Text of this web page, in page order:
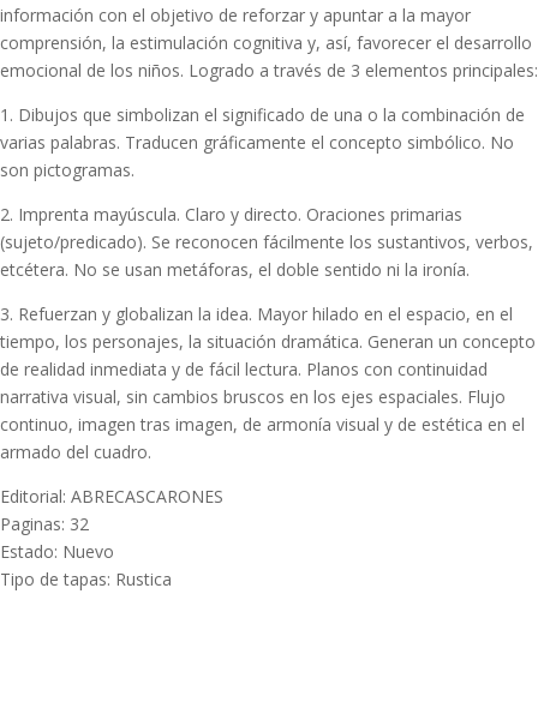
información con el objetivo de reforzar y apuntar a la mayor
comprensión, la estimulación cognitiva y, así, favorecer el desarrollo
emocional de los niños. Logrado a través de 3 elementos principales:
1. Dibujos que simbolizan el significado de una o la combinación de
varias palabras. Traducen gráficamente el concepto simbólico. No
son pictogramas.
2. Imprenta mayúscula. Claro y directo. Oraciones primarias
(sujeto/predicado). Se reconocen fácilmente los sustantivos, verbos,
etcétera. No se usan metáforas, el doble sentido ni la ironía.
3. Refuerzan y globalizan la idea. Mayor hilado en el espacio, en el
tiempo, los personajes, la situación dramática. Generan un concepto
de realidad inmediata y de fácil lectura. Planos con continuidad
narrativa visual, sin cambios bruscos en los ejes espaciales. Flujo
continuo, imagen tras imagen, de armonía visual y de estética en el
armado del cuadro.
Editorial: ABRECASCARONES
Paginas: 32
Estado: Nuevo
Tipo de tapas: Rustica